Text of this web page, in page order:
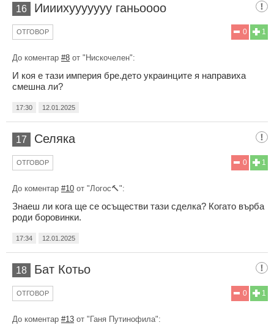
16 Иииихууууууу ганьоооо
1
0
ОТГОВОР
До коментар #8 от "Нискочелен":
И коя е тази империя бре.дето украинците я направиха
смешна ли?
17:30 12.01.2025
17 Селяка
1
0
ОТГОВОР
До коментар #10 от "Логос🔨":
Знаеш ли кога ще се осъществи тази сделка? Когато върба
роди боровинки.
17:34 12.01.2025
18 Бат Котьо
1
0
ОТГОВОР
До коментар #13 от "Ганя Путинофила":